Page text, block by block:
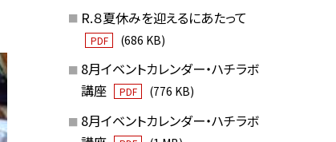
R.８夏休みを迎えるにあたって
PDF (686 KB)
8月イベントカレンダー・ハチラボ
講座
PDF (776 KB)
8月イベントカレンダー・ハチラボ